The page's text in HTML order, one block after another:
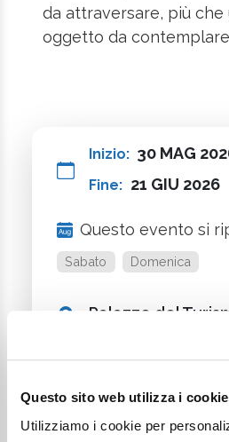
Questo sito web utilizza i cookie
Utilizziamo i cookie per
da attraversare, più che
oggetto da
Inizio: 30 MAG
Fine: 21 GIU 2026
Questo evento si
Sabato Domenica
Palazzo del
Evento gratuito
Accessibile a
disabilità